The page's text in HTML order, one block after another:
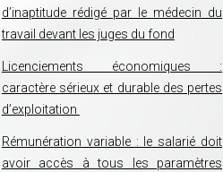
d’inaptitude rédigé par le médecin du
travail devant les juges du fond
Licenciements économiques :
caractère sérieux et durable des pertes
d’exploitation
Rémunération variable : le salarié doit
avoir accès à tous les paramètres